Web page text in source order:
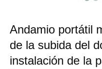
Andamio portátil
de la subida del
instalación de la